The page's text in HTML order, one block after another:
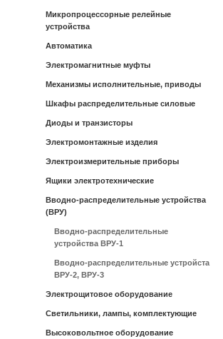
Микропроцессорные релейные
устройства
Автоматика
Электромагнитные муфты
Механизмы исполнительные, приводы
Шкафы распределительные силовые
Диоды и транзисторы
Электромонтажные изделия
Электроизмерительные приборы
Ящики электротехнические
Вводно-распределительные устройства
(ВРУ)
Вводно-распределительные
устройства ВРУ-1
Вводно-распределительные устройста
ВРУ-2, ВРУ-3
Электрощитовое оборудование
Светильники, лампы, комплектующие
Высоковольтное оборудование